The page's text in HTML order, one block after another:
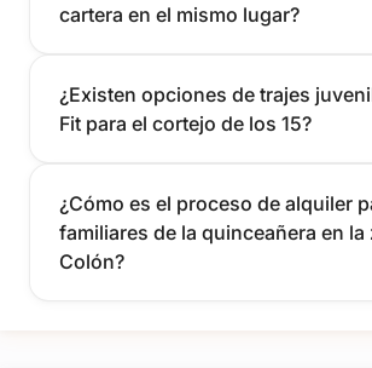
cartera en el mismo lugar?
¿Existen opciones de trajes
Fit para el cortejo de los 15?
¿Cómo es el proceso de alquiler
familiares de la quinceañera en la
Colón?